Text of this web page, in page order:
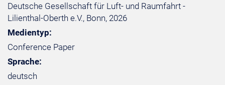
Deutsche Gesellschaft für Luft- und Raumfahrt -
Lilienthal-Oberth e.V., Bonn, 2026
Medientyp:
Conference Paper
Sprache:
deutsch